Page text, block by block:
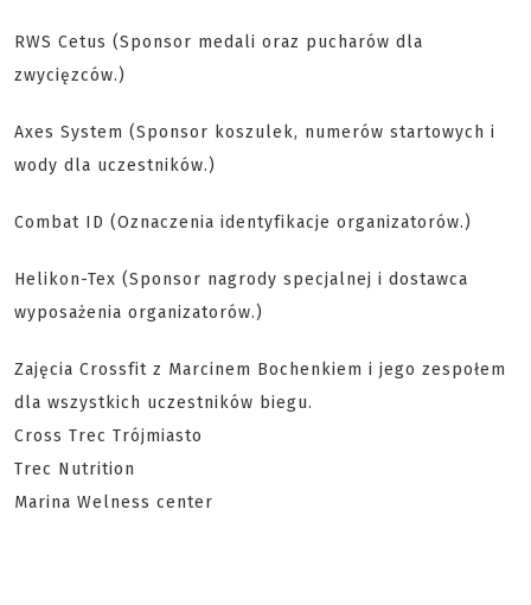
RWS Cetus (Sponsor medali oraz pucharów dla
zwycięzców.)
Axes System (Sponsor koszulek, numerów startowych i
wody dla uczestników.)
Combat ID (Oznaczenia identyfikacje organizatorów.)
Helikon-Tex (Sponsor nagrody specjalnej i dostawca
wyposażenia organizatorów.)
Zajęcia Crossfit z Marcinem Bochenkiem i jego zespołem
dla wszystkich uczestników biegu.
Cross Trec Trójmiasto
Trec Nutrition
Marina Welness center